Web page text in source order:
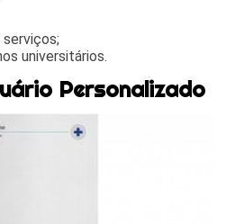
universitários.
Personalizado